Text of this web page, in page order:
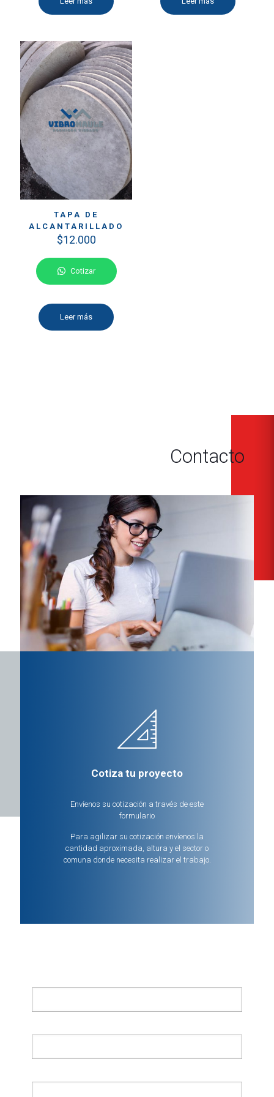
TAPA DE
ALCANTARILLADO
$12.000
Cotizar
Leer más
Contacto
Cotiza tu proyecto
Envíenos su cotización a través de este
formulario
Para agilizar su cotización envíenos la
cantidad aproximada, altura y el sector o
comuna donde necesita realizar el trabajo.